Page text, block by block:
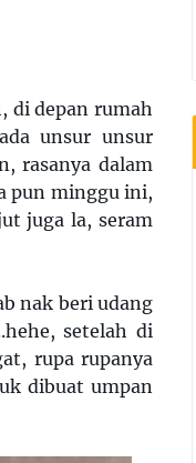
di depan rumah
unsur unsur
rasanya dalam
pun minggu ini,
juga la, seram
nak beri udang
setelah di
rupa rupanya
dibuat umpan